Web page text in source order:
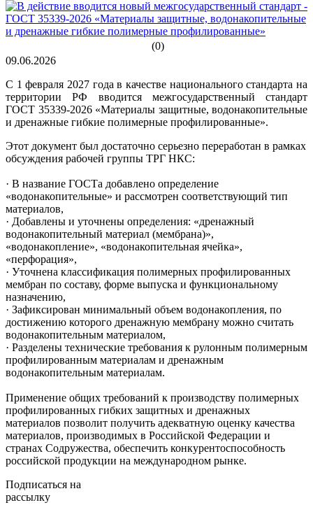
(0)
09.06.2026
С 1 февраля 2027 года в качестве национального стандарта на
территории РФ вводится межгосударственный стандарт
ГОСТ 35339-2026 «Материалы защитные, водонакопительные
и дренажные гибкие полимерные профилированные».
Этот документ был достаточно серьезно переработан в рамках
обсуждения рабочей группы ТРГ НКС:
· В название ГОСТа добавлено определение
«водонакопительные» и рассмотрен соответствующий тип
материалов,
· Добавлены и уточнены определения: «дренажный
водонакопительный материал (мембрана)»,
«водонакопление», «водонакопительная ячейка»,
«перфорация»,
· Уточнена классификация полимерных профилированных
мембран по составу, форме выпуска и функциональному
назначению,
· Зафиксирован минимальный объем водонакопления, по
достижению которого дренажную мембрану можно считать
водонакопительным материалом,
· Разделены технические требования к рулонным полимерным
профилированным материалам и дренажным
водонакопительным материалам.
Применение общих требований к производству полимерных
профилированных гибких защитных и дренажных
материалов позволит получить адекватную оценку качества
материалов, производимых в Российской Федерации и
странах Содружества, обеспечить конкурентоспособность
российской продукции на международном рынке.
Подписаться на
рассылку